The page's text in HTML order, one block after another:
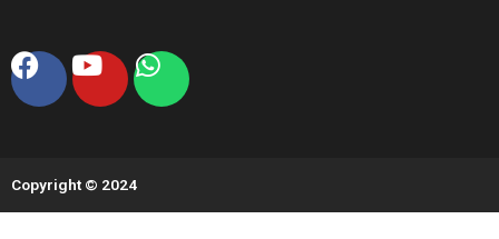
Facebook
YoutubeWhatsapp
Copyright © 2024